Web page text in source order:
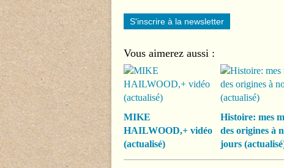
S'inscrire à la newsletter
Vous aimerez aussi :
MIKE
HAILWOOD,+ vidéo
(actualisé)
Histoire: mes
des origines à
jours